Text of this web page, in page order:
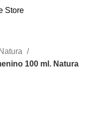
Natura
100 ml. Natura